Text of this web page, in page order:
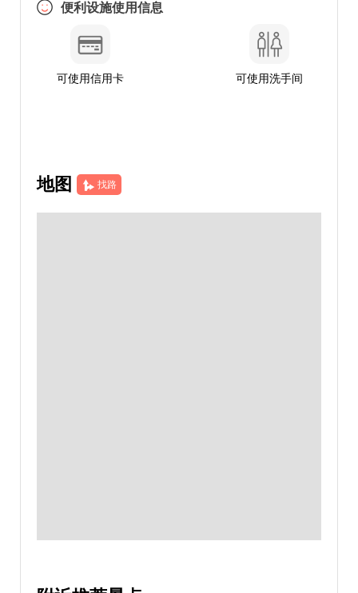
便利设施使用信息
可使用信用卡 可使用洗手间
地图 找路